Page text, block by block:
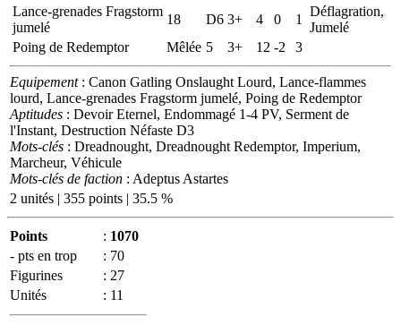
Lance-grenades Fragstorm
jumelé
18 D6 3+ 4 0 1
Déflagration,
Jumelé
Poing de Redemptor
Mêlée 5 3+ 12 -2 3
Equipement: Canon Gatling Onslaught Lourd, Lance-flammes
lourd, Lance-grenades Fragstorm jumelé, Poing de Redemptor
Aptitudes : Devoir Eternel, Endommagé 1-4 PV, Serment de
l'Instant, Destruction Néfaste D3
Mots-clés : Dreadnought, Dreadnought Redemptor, Imperium,
Marcheur, Véhicule
Mots-clés de faction : Adeptus Astartes
2 unités | 355 points | 35.5 %
Points : 1070
- pts en trop
: 70
Figurines
: 27
Unités
: 11